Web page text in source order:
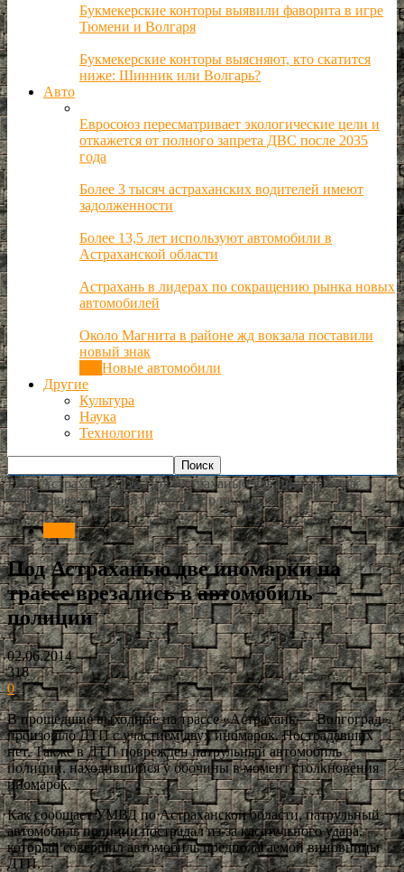
Букмекерские конторы выявили фаворита в игре
Тюмени и Волгаря
Букмекерские конторы выясняют, кто скатится
ниже: Шинник или Волгарь?
Авто
Евросоюз пересматривает экологические цели и
откажется от полного запрета ДВС после 2035
года
Более 3 тысяч астраханских водителей имеют
задолженности
Более 13,5 лет используют автомобили в
Астраханской области
Астрахань в лидерах по сокращению рынка новых
автомобилей
Около Магнита в районе жд вокзала поставили
новый знак
Новые автомобили
Другие
Культура
Наука
Технологии
РИА Астрахань Авто Под Астраханью две иномарки на
трассе врезались в автомобиль полиции
Под Астраханью две иномарки на
трассе врезались в автомобиль
полиции
02.06.2014
318
0
В прошедшие выходные на трассе «Астрахань — Волгоград»
произошло ДТП с участием двух иномарок. Пострадавших
нет. Также в ДТП поврежден патрульный автомобиль
полиции, находившийся у обочины в момент столкновения
иномарок.
Как сообщает УМВД по Астраханской области, патрульный
автомобиль полиции пострадал из-за касательного удара,
который совершил автомобиль предполагаемой виновницы
ДТП.